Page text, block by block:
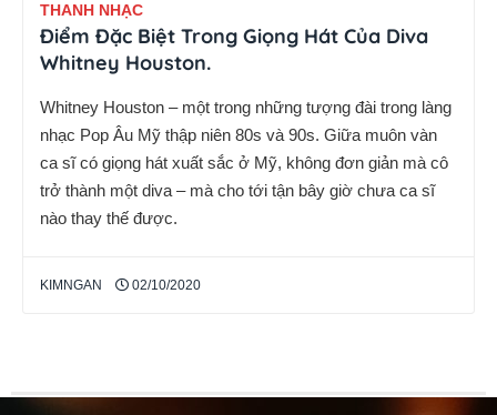
THANH NHẠC
Điểm Đặc Biệt Trong Giọng Hát Của Diva
Whitney Houston.
Whitney Houston – một trong những tượng đài trong làng
nhạc Pop Âu Mỹ thập niên 80s và 90s. Giữa muôn vàn
ca sĩ có giọng hát xuất sắc ở Mỹ, không đơn giản mà cô
trở thành một diva – mà cho tới tận bây giờ chưa ca sĩ
nào thay thế được.
KIMNGAN 02/10/2020